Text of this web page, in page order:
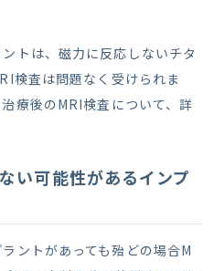
トは、磁力に反応しないチタ
検査は問題なく受けられま
療後のMRI検査について、詳
い可能性があるインプ
ントがあっても殆どの場合M